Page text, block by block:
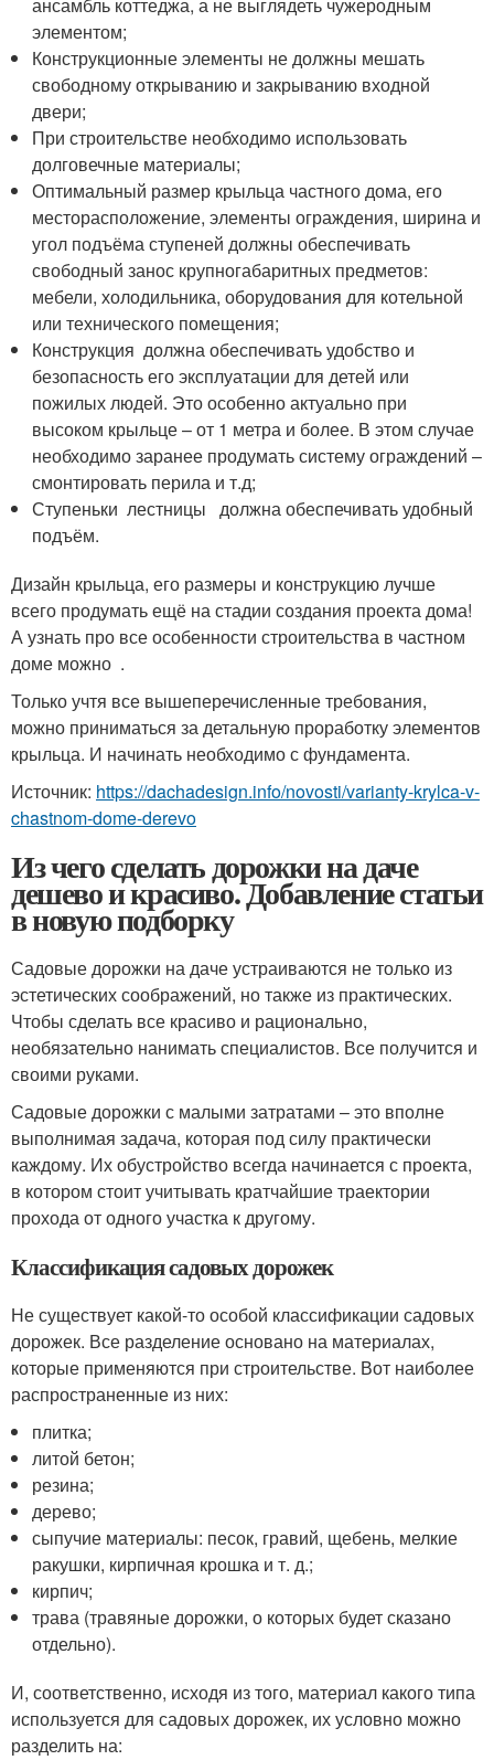
ансамбль коттеджа, а не выглядеть чужеродным
элементом;
Конструкционные элементы не должны мешать
свободному открыванию и закрыванию входной
двери;
При строительстве необходимо использовать
долговечные материалы;
Оптимальный размер крыльца частного дома, его
месторасположение, элементы ограждения, ширина и
угол подъёма ступеней должны обеспечивать
свободный занос крупногабаритных предметов:
мебели, холодильника, оборудования для котельной
или технического помещения;
Конструкция должна обеспечивать удобство и
безопасность его эксплуатации для детей или
пожилых людей. Это особенно актуально при
высоком крыльце – от 1 метра и более. В этом случае
необходимо заранее продумать систему ограждений –
смонтировать перила и т.д;
Ступеньки лестницы должна обеспечивать удобный
подъём.
Дизайн крыльца, его размеры и конструкцию лучше
всего продумать ещё на стадии создания проекта дома!
А узнать про все особенности строительства в частном
доме можно .
Только учтя все вышеперечисленные требования,
можно приниматься за детальную проработку элементов
крыльца. И начинать необходимо с фундамента.
Источник: https://dachadesign.info/novosti/varianty-krylca-v-
chastnom-dome-derevo
Из чего сделать дорожки на даче
дешево и красиво. Добавление статьи
в новую подборку
Садовые дорожки на даче устраиваются не только из
эстетических соображений, но также из практических.
Чтобы сделать все красиво и рационально,
необязательно нанимать специалистов. Все получится и
своими руками.
Садовые дорожки с малыми затратами – это вполне
выполнимая задача, которая под силу практически
каждому. Их обустройство всегда начинается с проекта,
в котором стоит учитывать кратчайшие траектории
прохода от одного участка к другому.
Классификация садовых дорожек
Не существует какой-то особой классификации садовых
дорожек. Все разделение основано на материалах,
которые применяются при строительстве. Вот наиболее
распространенные из них:
плитка;
литой бетон;
резина;
дерево;
сыпучие материалы: песок, гравий, щебень, мелкие
ракушки, кирпичная крошка и т. д.;
кирпич;
трава (травяные дорожки, о которых будет сказано
отдельно).
И, соответственно, исходя из того, материал какого типа
используется для садовых дорожек, их условно можно
разделить на: